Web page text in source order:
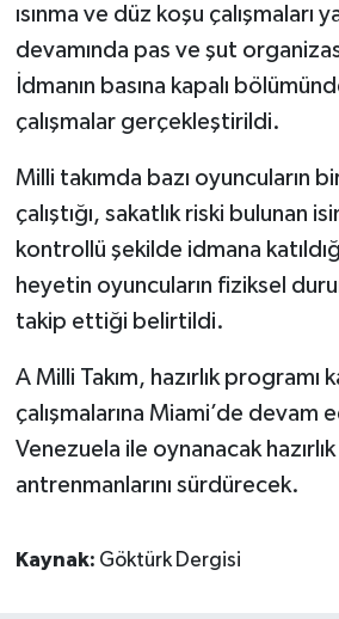
ısınma ve düz koşu çalışmaları
devamında pas ve şut
İdmanın basına kapalı
çalışmalar gerçekleştirildi.
Milli takımda bazı oyuncuların
çalıştığı, sakatlık riski bulunan
kontrollü şekilde idmana
heyetin oyuncuların fiziksel
takip ettiği belirtildi.
A Milli Takım, hazırlık programı
çalışmalarına Miami’de devam
Venezuela ile oynanacak
antrenmanlarını sürdürecek.
Kaynak: Göktürk Dergisi